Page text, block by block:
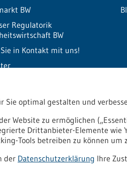
BW
Regulatorik
BW
in Kontakt mit uns!
bleiben Newsletter
Sie optimal gestalten und
Website zu ermöglichen
Drittanbieter-Elemente wie
Tools betreiben zu können um
der Datenschutzerklärung Ihre